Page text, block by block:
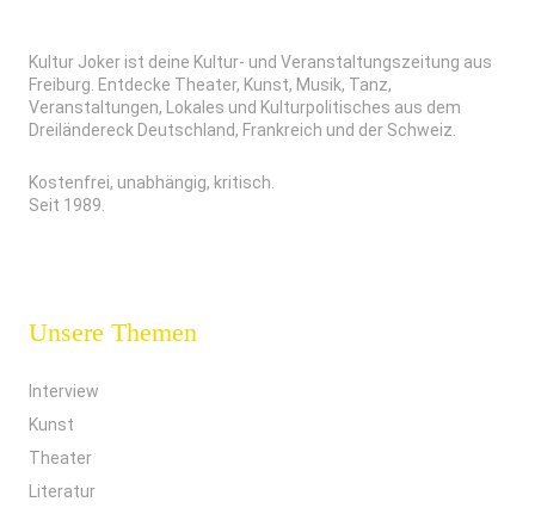
Kultur Joker ist deine Kultur- und Veranstaltungszeitung aus
Freiburg. Entdecke Theater, Kunst, Musik, Tanz,
Veranstaltungen, Lokales und Kulturpolitisches aus dem
Dreiländereck Deutschland, Frankreich und der Schweiz.
Kostenfrei, unabhängig, kritisch.
Seit 1989.
Unsere Themen
Interview
Kunst
Theater
Literatur